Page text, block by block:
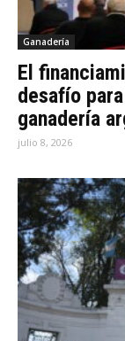
Ganadería
El
desafío
ganadería
julio 8, 2026